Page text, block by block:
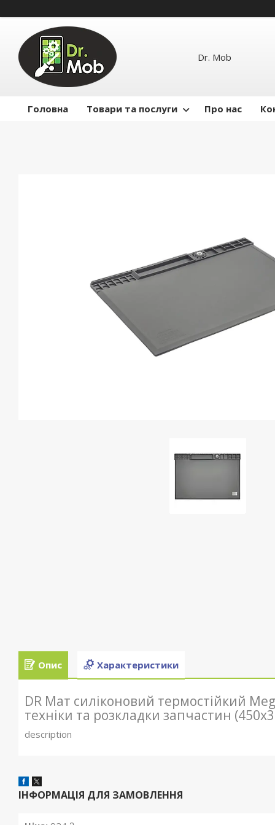
Dr. Mob
Головна Товари та послуги Про нас
Опис Характеристики
DR Мат силіконовий термостійкий
техніки та розкладки запчастин
description
ІНФОРМАЦІЯ ДЛЯ ЗАМОВЛЕННЯ